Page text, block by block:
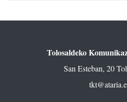
Tolosaldeko
San Esteban, 20